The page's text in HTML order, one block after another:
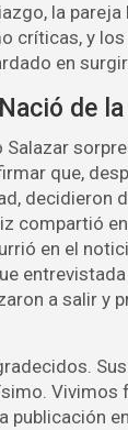
la
críticas, y
en
de
Salazar
que,
decidieron
compartió
en el
a salir y
Vivimos
publicación